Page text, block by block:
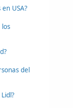
USA?
los
del